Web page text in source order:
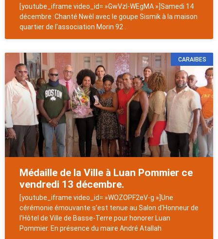
[youtube_iframe video_id= »GwVzI-WEgMA »]Samedi 14
décembre :Chanté Nwèl avec le goupe Sismik à la maison
quartier de l'association Morin 92 .
CARAIBES
Médaille de la Ville à Luan Pommier ce
vendredi 13 décembre.
[youtube_iframe video_id= »WOZOPF2eV-g »]Une
cérémonie émouvante s’est tenue au Salon d’Honneur de
l’Hôtel de Ville de Basse-Terre pour honorer Luan
Pommier. En présence du maire André Atallah